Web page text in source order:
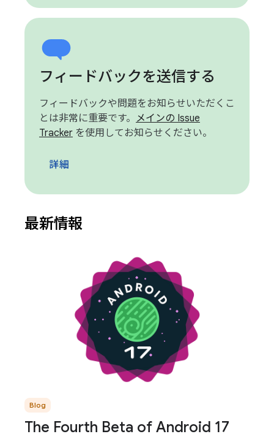
フィードバックを送信する
フィードバックや問題をお知らせいただくこ
とは非常に重要です。 メインの Issue
Tracker を使用してお知らせください。
詳細
最新情報
Blog
The Fourth Beta of Android 17